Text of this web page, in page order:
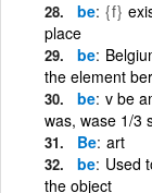
be {f}
place
be
the element
be v be
was, wase 1/3
Be art
be Used
the object